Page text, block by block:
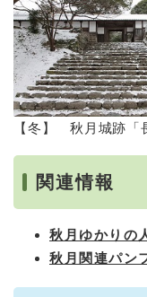
【冬】 秋月城跡「
関連情報
秋月ゆかりの
秋月関連パン